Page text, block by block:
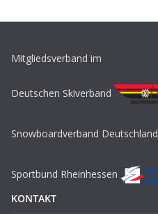
Mitgliedsverband im
Deutschen Skiverband
Snowboardverband Deutschland
Sportbund Rheinhessen
KONTAKT